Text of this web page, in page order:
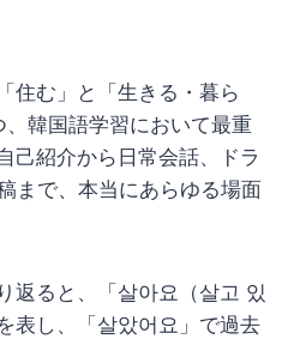
住む」と「生きる・暮ら
韓国語学習において最重
己紹介から日常会話、ドラ
まで、本当にあらゆる場面
返ると、「살아요（살고 있
表し、「살았어요」で過去